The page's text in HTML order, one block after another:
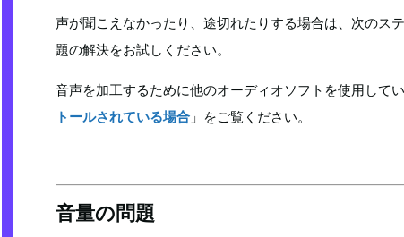
声が聞こえなかったり、途切れたりする場合は、次のス
題の解決をお試しください。
音声を加工するために他のオーディオソフトを使用して
トールされている場合 」をご覧ください。
音量の問題